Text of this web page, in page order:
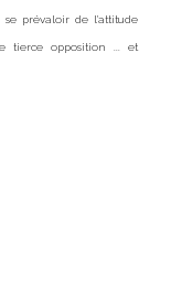
se prévaloir de l'attitude
tierce opposition ... et